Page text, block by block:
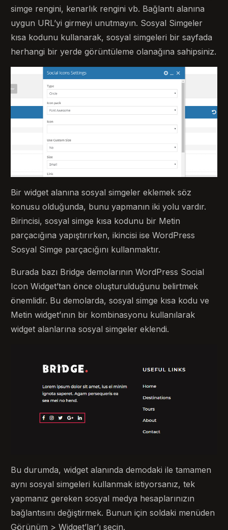
simge rengini, kenarlık rengini vb. Bağlantı alanına
uygun URL’yi girmeyi unutmayın. Sosyal Simgeler
kısa kodunu kullanarak, sosyal simgeleri bir sayfada
herhangi bir yerde görüntüleme olanağına sahipsiniz.
Bir widget alanına sosyal simgeler eklemek söz
konusu olduğunda, bunu yapmanın iki yolu vardır.
Birincisi, sosyal simge kısa kodunu bir Metin
parçacığına yapıştırırken, ikincisi ise WordPress
Sosyal Simge parçacığını kullanmaktır.
Burada bazı Bridge demolarının WordPress Social
Icon Widget’tan önce oluşturulduğunu belirtmek
önemlidir. Bu demolarda, sosyal simge kısa kodu ve
Metin widget’ının bir kombinasyonu kullanılarak
widget alanlarına sosyal simgeler eklendi.
Bu durumda, widget alanında demodaki ile tamamen
aynı sosyal simgeleri kullanmak istiyorsanız, tek
yapmanız gereken sosyal medya hesaplarınızın
bağlantısını değiştirmek. Bunun için soldaki menüden
Görünüm > Widget’lar’ı seçin.